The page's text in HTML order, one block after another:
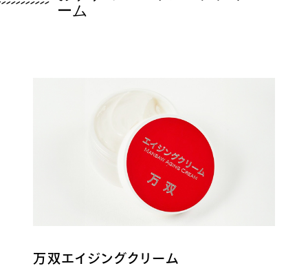
ーム
万双エイジングクリーム